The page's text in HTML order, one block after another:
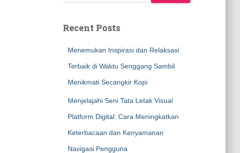
Recent Posts
Menemukan Inspirasi dan Relaksasi
Terbaik di Waktu Senggang Sambil
Menikmati Secangkir Kopi
Menjelajahi Seni Tata Letak Visual
Platform Digital: Cara Meningkatkan
Keterbacaan dan Kenyamanan
Navigasi Pengguna